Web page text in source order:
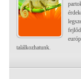
találkozhatunk.